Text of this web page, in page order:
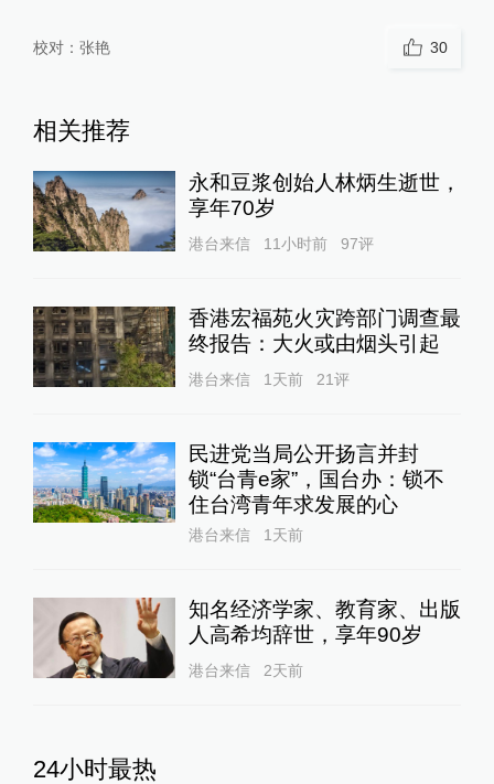
校对： 张艳 30
相关推荐
永和豆浆创始人林炳生逝世，
享年70岁
港台来信 11小时前 97评
香港宏福苑火灾跨部门调查最
终报告：大火或由烟头引起
港台来信 1天前 21评
民进党当局公开扬言并封
锁“台青e家”，国台办：锁不
住台湾青年求发展的心
港台来信 1天前
知名经济学家、教育家、出版
人高希均辞世，享年90岁
港台来信 2天前
24小时最热